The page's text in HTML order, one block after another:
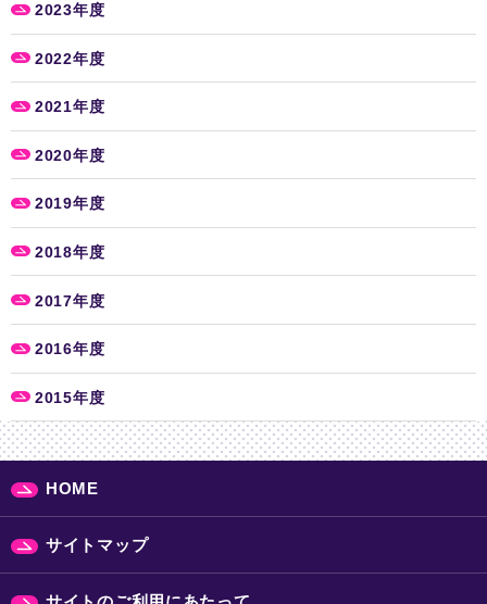
2023年度
2022年度
2021年度
2020年度
2019年度
2018年度
2017年度
2016年度
2015年度
HOME
サイトマップ